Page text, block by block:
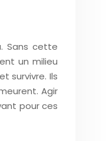
Sans cette
un milieu
survivre. Ils
Agir
pour ces